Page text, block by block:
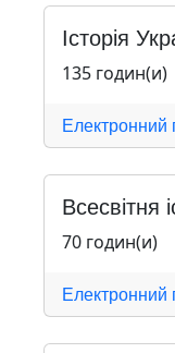
Історія
135 годин(и)
Електронний
Всесвітня
70 годин(и)
Електронний